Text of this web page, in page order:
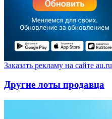
Заказать рекламу на сайте au.ru
Другие лоты продавца